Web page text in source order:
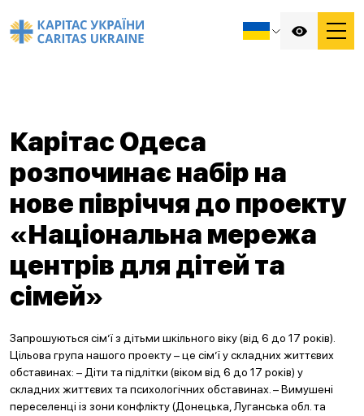
Карітас Одеса
розпочинає набір на
нове півріччя до проекту
«Національна мережа
центрів для дітей та
сімей»
Запрошуються сім’ї з дітьми шкільного віку (від 6 до 17 років).
Цільова група нашого проекту – це сім’ї у складних життєвих
обставинах: – Діти та підлітки (віком від 6 до 17 років) у
складних життєвих та психологічних обставинах. – Вимушені
переселенці із зони конфлікту (Донецька, Луганська обл. та